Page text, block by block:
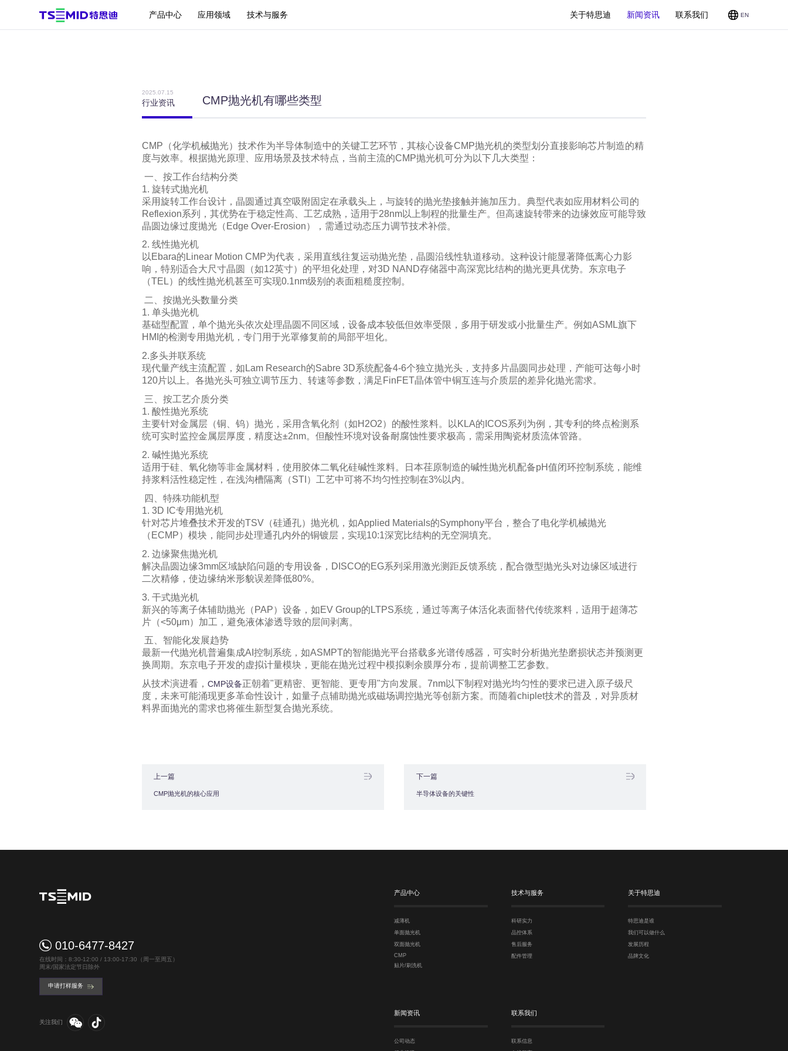
产品中心 应用领域 技术与服务 关于特思迪 新闻资讯 联系我们 EN
贴片/刷洗机
2025.07.15
行业资讯 CMP抛光机有哪些类型
CMP（化学机械抛光）技术作为半导体制造中的关键工艺环节，其核心设备CMP抛光机的类型划分直接影响芯片制造的精
度与效率。根据抛光原理、应用场景及技术特点，当前主流的CMP抛光机可分为以下几大类型：
一、按工作台结构分类
1. 旋转式抛光机
采用旋转工作台设计，晶圆通过真空吸附固定在承载头上，与旋转的抛光垫接触并施加压力。典型代表如应用材料公司的
Reflexion系列，其优势在于稳定性高、工艺成熟，适用于28nm以上制程的批量生产。但高速旋转带来的边缘效应可能导致
晶圆边缘过度抛光（Edge Over-Erosion），需通过动态压力调节技术补偿。
2. 线性抛光机
以Ebara的Linear Motion CMP为代表，采用直线往复运动抛光垫，晶圆沿线性轨道移动。这种设计能显著降低离心力影
响，特别适合大尺寸晶圆（如12英寸）的平坦化处理，对3D NAND存储器中高深宽比结构的抛光更具优势。东京电子
（TEL）的线性抛光机甚至可实现0.1nm级别的表面粗糙度控制。
二、按抛光头数量分类
1. 单头抛光机
基础型配置，单个抛光头依次处理晶圆不同区域，设备成本较低但效率受限，多用于研发或小批量生产。例如ASML旗下
HMI的检测专用抛光机，专门用于光罩修复前的局部平坦化。
2.多头并联系统
现代量产线主流配置，如Lam Research的Sabre 3D系统配备4-6个独立抛光头，支持多片晶圆同步处理，产能可达每小时
120片以上。各抛光头可独立调节压力、转速等参数，满足FinFET晶体管中铜互连与介质层的差异化抛光需求。
三、按工艺介质分类
1. 酸性抛光系统
主要针对金属层（铜、钨）抛光，采用含氧化剂（如H2O2）的酸性浆料。以KLA的ICOS系列为例，其专利的终点检测系
统可实时监控金属层厚度，精度达±2nm。但酸性环境对设备耐腐蚀性要求极高，需采用陶瓷材质流体管路。
2. 碱性抛光系统
适用于硅、氧化物等非金属材料，使用胶体二氧化硅碱性浆料。日本荏原制造的碱性抛光机配备pH值闭环控制系统，能维
持浆料活性稳定性，在浅沟槽隔离（STI）工艺中可将不均匀性控制在3%以内。
四、特殊功能机型
1. 3D IC专用抛光机
针对芯片堆叠技术开发的TSV（硅通孔）抛光机，如Applied Materials的Symphony平台，整合了电化学机械抛光
（ECMP）模块，能同步处理通孔内外的铜镀层，实现10:1深宽比结构的无空洞填充。
2. 边缘聚焦抛光机
解决晶圆边缘3mm区域缺陷问题的专用设备，DISCO的EG系列采用激光测距反馈系统，配合微型抛光头对边缘区域进行
二次精修，使边缘纳米形貌误差降低80%。
3. 干式抛光机
新兴的等离子体辅助抛光（PAP）设备，如EV Group的LTPS系统，通过等离子体活化表面替代传统浆料，适用于超薄芯
片（<50μm）加工，避免液体渗透导致的层间剥离。
五、智能化发展趋势
最新一代抛光机普遍集成AI控制系统，如ASMPT的智能抛光平台搭载多光谱传感器，可实时分析抛光垫磨损状态并预测更
换周期。东京电子开发的虚拟计量模块，更能在抛光过程中模拟剩余膜厚分布，提前调整工艺参数。
从技术演进看， CMP设备正朝着"更精密、更智能、更专用"方向发展。7nm以下制程对抛光均匀性的要求已进入原子级尺
度，未来可能涌现更多革命性设计，如量子点辅助抛光或磁场调控抛光等创新方案。而随着chiplet技术的普及，对异质材
料界面抛光的需求也将催生新型复合抛光系统。
上一篇
CMP抛光机的核心应用
下一篇
半导体设备的关键性
010-6477-8427
在线时间：8:30-12:00 / 13:00-17:30（周一至周五）
周末/国家法定节日除外
申请打样服务
关注我们
产品中心
减薄机
单面抛光机
双面抛光机
CMP
贴片/刷洗机
技术与服务
科研实力
品控体系
售后服务
配件管理
关于特思迪
特思迪是谁
我们可以做什么
发展历程
品牌文化
新闻资讯
公司动态
联系我们
联系信息